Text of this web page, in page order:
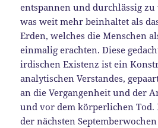
entspannen und durchlässig
was weit mehr beinhaltet als
Erden, welches die Menschen
einmalig erachten. Diese
irdischen Existenz ist ein
analytischen Verstandes,
an die Vergangenheit und der
und vor dem körperlichen Tod.
der nächsten